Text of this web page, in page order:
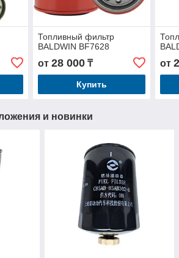
Топливный фильтр
BALDWIN BF7628
от 28 000₸
Купить
от
и новинки